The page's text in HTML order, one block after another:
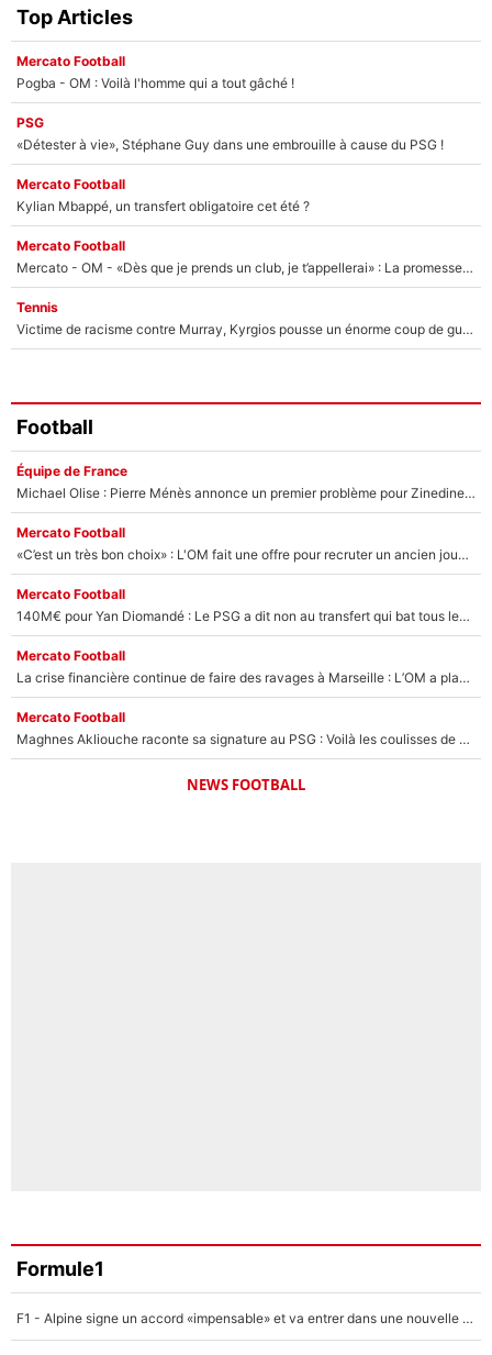
Top Articles
Mercato Football
Pogba - OM : Voilà l'homme qui a tout gâché !
PSG
«Détester à vie», Stéphane Guy dans une embrouille à cause du PSG !
Mercato Football
Kylian Mbappé, un transfert obligatoire cet été ?
Mercato Football
Mercato - OM - «Dès que je prends un club, je t’appellerai» : La promesse de Marcelino au moment de claquer la porte
Tennis
Victime de racisme contre Murray, Kyrgios pousse un énorme coup de gueule !
Football
Équipe de France
Michael Olise : Pierre Ménès annonce un premier problème pour Zinedine Zidane en équipe de France
Mercato Football
«C’est un très bon choix» : L'OM fait une offre pour recruter un ancien joueur du PSG... et c'est validé dans l'After Foot !
Mercato Football
140M€ pour Yan Diomandé : Le PSG a dit non au transfert qui bat tous les records sur le mercato
Mercato Football
La crise financière continue de faire des ravages à Marseille : L’OM a placé 12 joueurs sur le marché des transferts… et ça pourrait lui rapporter près de 100M€ !
Mercato Football
Maghnes Akliouche raconte sa signature au PSG : Voilà les coulisses de son transfert de rêve à 50M€
NEWS FOOTBALL
Formule1
F1 - Alpine signe un accord «impensable» et va entrer dans une nouvelle dimension : Grande nouvelle pour Pierre Gasly !